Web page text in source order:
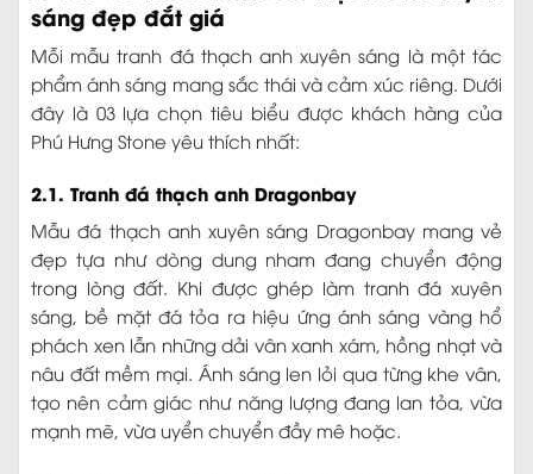
sáng đẹp đắt giá
Mỗi mẫu tranh đá thạch anh xuyên sáng là một tác
phẩm ánh sáng mang sắc thái và cảm xúc riêng. Dưới
đây là 03 lựa chọn tiêu biểu được khách hàng của
Phú Hưng Stone yêu thích nhất:
2.1. Tranh đá thạch anh Dragonbay
Mẫu đá thạch anh xuyên sáng Dragonbay mang vẻ
đẹp tựa như dòng dung nham đang chuyển động
trong lòng đất. Khi được ghép làm tranh đá xuyên
sáng, bề mặt đá tỏa ra hiệu ứng ánh sáng vàng hổ
phách xen lẫn những dải vân xanh xám, hồng nhạt và
nâu đất mềm mại. Ánh sáng len lỏi qua từng khe vân,
tạo nên cảm giác như năng lượng đang lan tỏa, vừa
mạnh mẽ, vừa uyển chuyển đầy mê hoặc.